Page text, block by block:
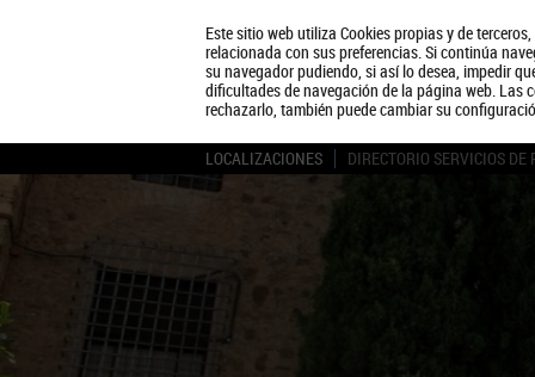
Este sitio web utiliza Cookies propias y de
relacionada con sus preferencias. Si continúa
su navegador pudiendo, si así lo desea, impedir
dificultades de navegación de la página web. Las
rechazarlo, también puede cambiar su
LOCALIZACIONES DIRECTORIO SERVICIOS DE